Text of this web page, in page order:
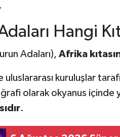
Hangi
Adaları), Afrika
uluslararası kuruluşlar
olarak okyanus
.